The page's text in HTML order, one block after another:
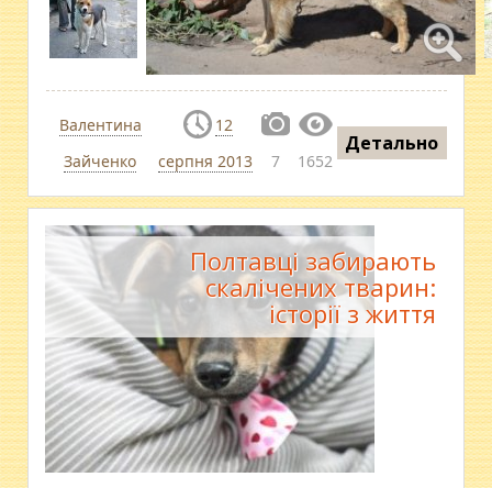
Валентина
Зайченко
12
серпня 2013
7 1652
Детально
Полтавці забирають
скалічених тварин:
історії з життя